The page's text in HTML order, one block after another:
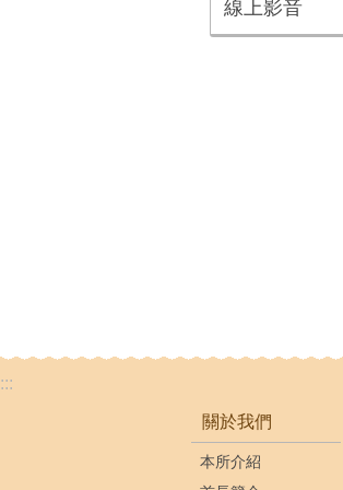
線上影音
:::
關於我們
本所介紹